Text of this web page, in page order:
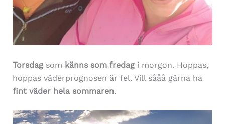
Torsdagsom känns som fredagi morgon. Hoppas,
hoppas väderprognosen är fel. Vill sååå gärna ha
fint väder hela sommaren.